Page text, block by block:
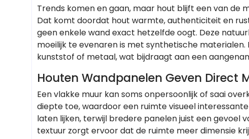
Trends komen en gaan, maar hout blijft een van de
Dat komt doordat hout warmte, authenticiteit en
geen enkele wand exact hetzelfde oogt. Deze
moeilijk te evenaren is met synthetische
kunststof of metaal, wat bijdraagt aan een
Houten Wandpanelen Geven Direct
Een vlakke muur kan soms onpersoonlijk of saai
diepte toe, waardoor een ruimte visueel
laten lijken, terwijl bredere panelen juist een gevoel
textuur zorgt ervoor dat de ruimte meer dimensie